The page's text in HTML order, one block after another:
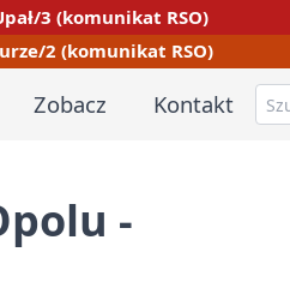
3 (komunikat RSO)
2 (komunikat RSO)
Zobacz Kontakt
-